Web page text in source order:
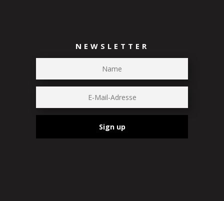
NEWSLETTER
Sign up